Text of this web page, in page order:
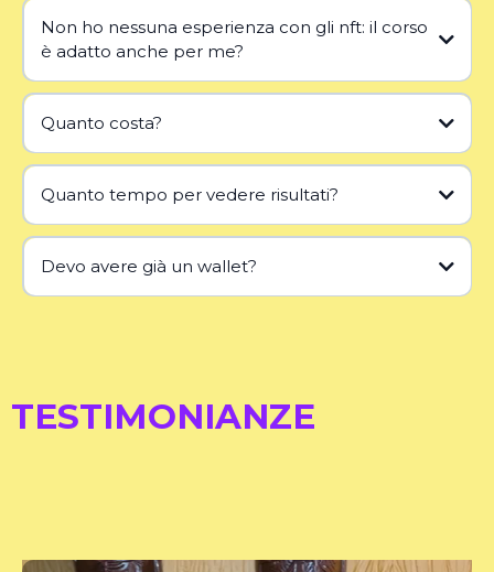
Non ho nessuna esperienza con gli nft: il corso
è adatto anche per me?
Quanto costa?
Quanto tempo per vedere risultati?
Devo avere già un wallet?
TESTIMONIANZE